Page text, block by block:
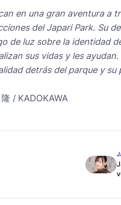
en una gran aventura a
delJapari Park. Su
de luz sobre la identidad
sus vidas y les
detrás del parque y su
/ KADOKAWA